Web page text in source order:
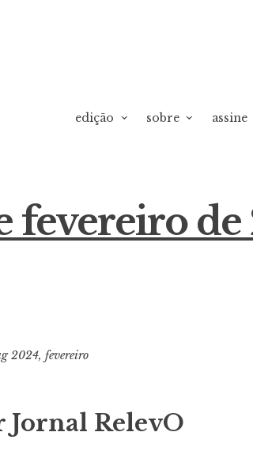
edição sobre assine
fevereiro de
2024, fevereiro
Jornal RelevO